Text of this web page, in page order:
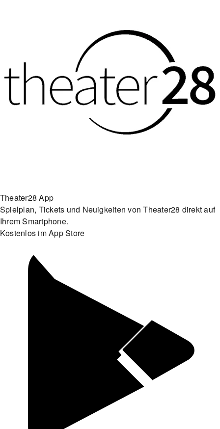
Theater28 App
Spielplan, Tickets und Neuigkeiten von Theater28 direkt auf
Ihrem Smartphone.
Kostenlos im App Store